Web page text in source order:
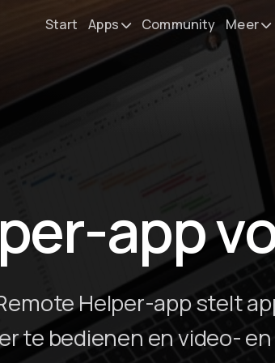
Start Apps
Remote Mouse &
Virtual KeyPad &
File Explorer & Player
iOS/iPadOS/tvOS
Sibelius KeyPad
iOS/iPadOS
Finale KeyPad
iOS/iPadOS
Community Meer
app
Helper-app stelt
te bedienen en video-